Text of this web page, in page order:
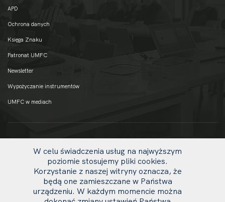
APD
Ochrona danych
Księga Znaku
Patronat UMFC
Newsletter
Wypożyczanie instrumentów
UMFC w mediach
W celu świadczenia usług na najwyższym
poziomie stosujemy pliki cookies.
Korzystanie z naszej witryny oznacza, że
będą one zamieszczane w Państwa
urządzeniu. W każdym momencie można